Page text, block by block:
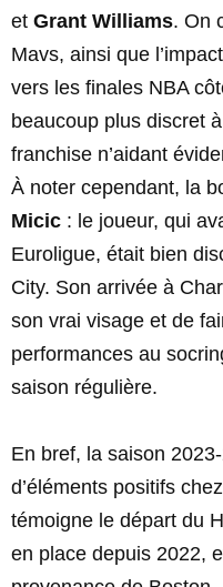
et Grant Williams. On
Mavs, ainsi que
vers les finales NBA
beaucoup plus discret
franchise n’aidant
À noter cependant, la
Micic : le joueur, qui
Euroligue, était bien
City. Son arrivée à
son vrai visage et de
performances au
saison régulière.
En bref, la saison
d’éléments positifs
témoigne le départ du
en place depuis 2022,